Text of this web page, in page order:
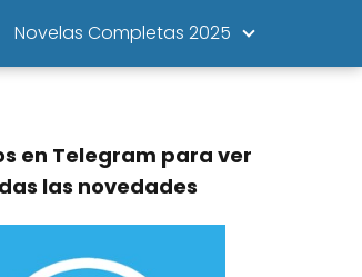
Novelas Completas 2025
en Telegram para ver
las novedades